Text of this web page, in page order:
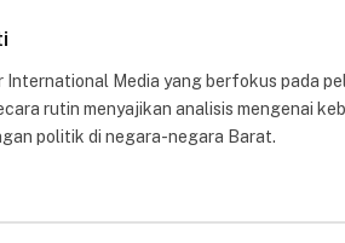
International Media yang berfokus pada
rutin menyajikan analisis mengenai
politik di negara-negara Barat.